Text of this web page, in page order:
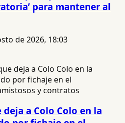
para mantener al
de 2026, 18:03
a Colo Colo en la